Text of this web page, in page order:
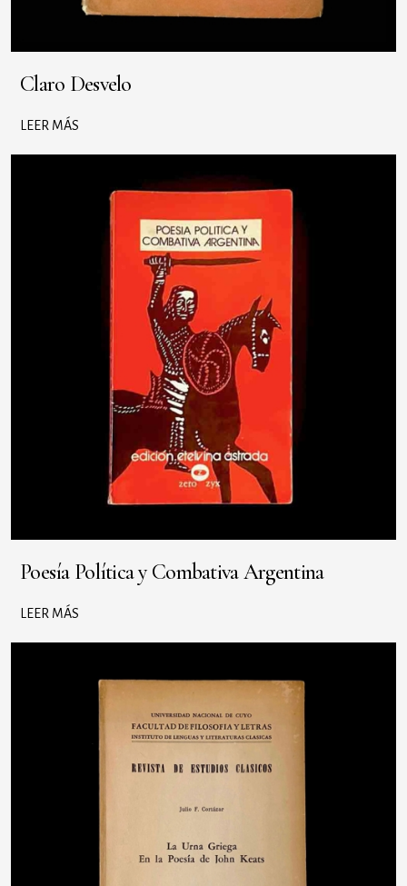
Claro Desvelo
LEER MÁS
Poesía Política y Combativa Argentina
LEER MÁS